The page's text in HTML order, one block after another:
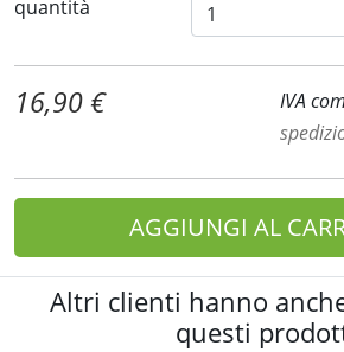
quantità
16,90 € IVA
AGGIUNGI AL
Altri clienti hanno
questi